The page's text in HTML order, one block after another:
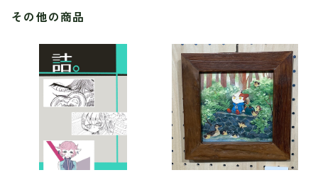
その他の商品